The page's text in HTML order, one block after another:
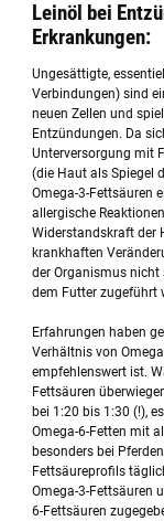
Leinöl bei
Erkrankungen:
Ungesättigte,
Verbindungen) sind
neuen Zellen und
Entzündungen. Da
Unterversorgung mit
(die Haut als Spiegel
Omega-3-Fettsäuren
allergische
Widerstandskraft der
krankhaften
der Organismus
dem Futter zugeführt
Erfahrungen haben
Verhältnis von
empfehlenswert ist.
Fettsäuren
bei 1:20 bis 1:30 (!),
Omega-6-Fetten mit
besonders bei
Fettsäureprofils
Omega-3-Fettsäuren
6-Fettsäuren